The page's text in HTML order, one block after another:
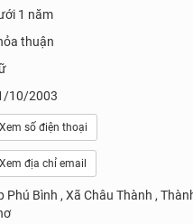
1 năm
thuận
10/2003
Xem số điện thoại
Xem địa chỉ email
Phú Bình , Xã Châu Thành ,